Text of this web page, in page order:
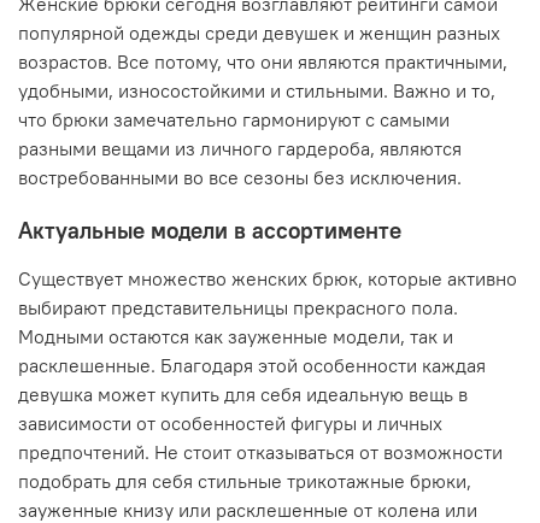
популярной одежды среди девушек и женщин разных
возрастов. Все потому, что они являются практичными,
удобными, износостойкими и стильными. Важно и то,
что брюки замечательно гармонируют с самыми
разными вещами из личного гардероба, являются
востребованными во все сезоны без исключения.
Актуальные модели в ассортименте
Существует множество женских брюк, которые активно
выбирают представительницы прекрасного пола.
Модными остаются как зауженные модели, так и
расклешенные. Благодаря этой особенности каждая
девушка может купить для себя идеальную вещь в
зависимости от особенностей фигуры и личных
предпочтений. Не стоит отказываться от возможности
подобрать для себя стильные трикотажные брюки,
зауженные книзу или расклешенные от колена или